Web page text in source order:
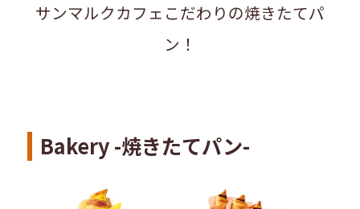
サンマルクカフェこだわりの焼きたてパ
ン！
Bakery -焼きたてパン-